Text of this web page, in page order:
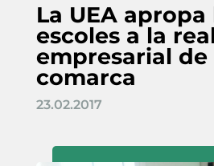
La UEA apropa
escoles a la
empresarial de
comarca
23.02.2017